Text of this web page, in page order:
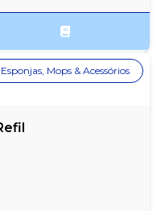
Esponjas, Mops & Acessórios